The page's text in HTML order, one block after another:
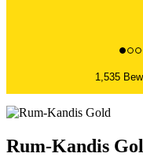
1,535
Rum-Kandis